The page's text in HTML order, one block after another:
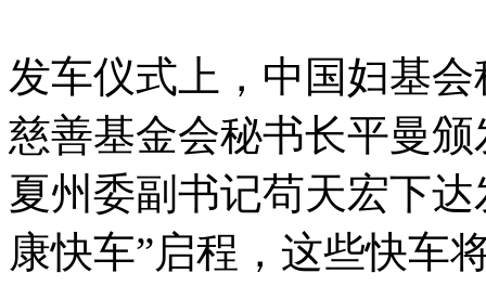
发车仪式上，中国妇基
慈善基金会秘书长平曼
夏州委副书记苟天宏下
康快车”启程，这些快车